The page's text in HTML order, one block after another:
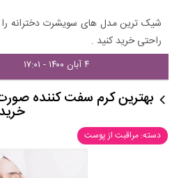
شیک ترین مدل های سویشرت دخترانه را
راحتی خرید کنید .
۴ آبان ۱۴۰۰ - ۱۷:۰۱
بهترین کرم سفت کننده
دسته: مراقبت از پوست